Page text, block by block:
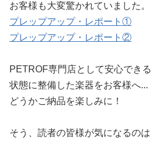
お客様も大変驚かれていました。
プレップアップ・レポート①
プレップアップ・レポート②
PETROF専門店として安心できる
状態に整備した楽器をお客様へ...
どうかご納品を楽しみに！
そう、読者の皆様が気になるのは